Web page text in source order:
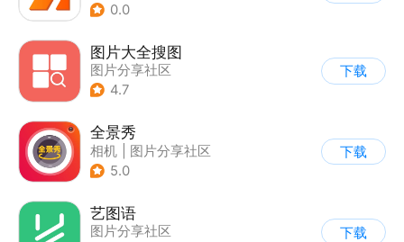
0.0
图片大全搜图
图片分享社区
4.7
下载
全景秀
相机
图片分享社区
5.0
下载
艺图语
图片分享社区
下载